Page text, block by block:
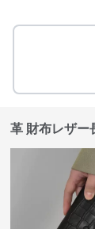
革 財布レザー